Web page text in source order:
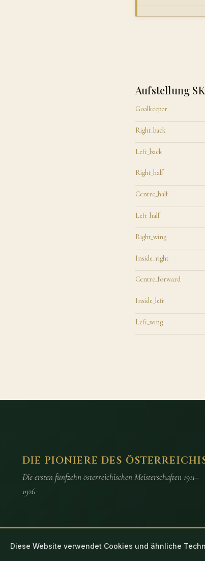
Aufstellung
Goalkeeper
Right_back
Left_back
Right_half
Centre_half
Left_half
Right_wing
Inside_right
Centre_forward
Inside_left
Left_wing
DIE PIONIERE DES
Die ersten fünfzehn österreichischen Meisterschaften 1911–
1926
© 2026 Die Pioniere des österreichischen Ligafussballs
Diese Website verwendet Cookies und ähnliche